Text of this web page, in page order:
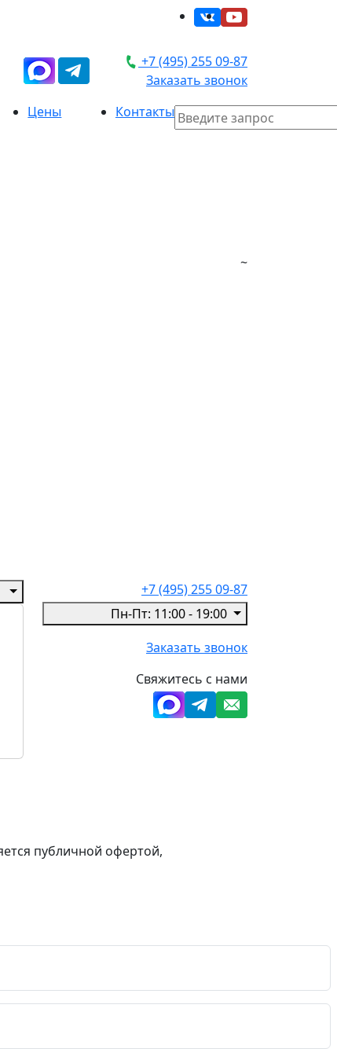
+7 (495) 255 09-87
Заказать звонок
Цены Контакты
~
+7 (495) 255 09-87
Пн-Пт: 11:00 - 19:00
Заказать звонок
Свяжитесь с нами
публичной офертой,